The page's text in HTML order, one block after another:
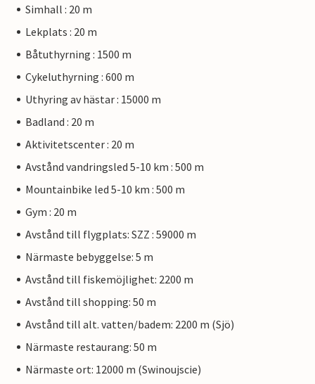
Simhall : 20 m
Lekplats : 20 m
Båtuthyrning : 1500 m
Cykeluthyrning : 600 m
Uthyring av hästar : 15000 m
Badland : 20 m
Aktivitetscenter : 20 m
Avstånd vandringsled 5-10 km : 500 m
Mountainbike led 5-10 km : 500 m
Gym : 20 m
Avstånd till flygplats: SZZ : 59000 m
Närmaste bebyggelse: 5 m
Avstånd till fiskemöjlighet: 2200 m
Avstånd till shopping: 50 m
Avstånd till alt. vatten/badem: 2200 m (Sjö)
Närmaste restaurang: 50 m
Närmaste ort: 12000 m (Swinoujscie)